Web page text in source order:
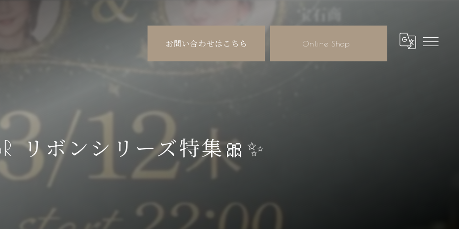
お問い合わせはこちら Online Shop
リボンシリーズ特集🎀✨